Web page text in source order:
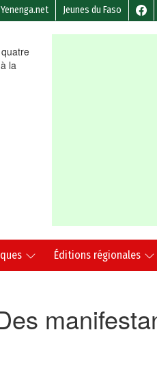
Yenenga.net Jeunes du Faso
la
Éditions régionales